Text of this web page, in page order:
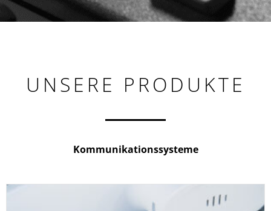
UNSERE PRODUKTE
Kommunikationssysteme